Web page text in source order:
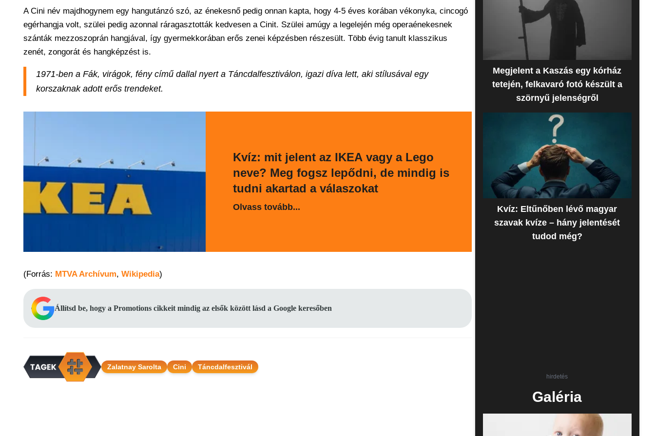
A Cini név majdhogynem egy hangutánzó szó, az énekesnő pedig onnan kapta, hogy 4-5 éves korában vékonyka, cincogó
egérhangja volt, szülei pedig azonnal ráragasztották kedvesen a Cinit. Szülei amúgy a legelején még operaénekesnek
szánták mezzoszoprán hangjával, így gyermekkorában erős zenei képzésben részesült. Több évig tanult klasszikus
zenét, zongorát és hangképzést is.
1971-ben a Fák, virágok, fény című dallal nyert a Táncdalfesztiválon, igazi díva lett, aki stílusával egy
korszaknak adott erős trendeket.
Kvíz: mit jelent az IKEA vagy a Lego
neve? Meg fogsz lepődni, de mindig is
tudni akartad a válaszokat
Olvass tovább...
(Forrás: MTVA Archívum, Wikipedia)
Állítsd be, hogy a Promotions cikkeit mindig az elsők között lásd a Google keresőben
Zalatnay Sarolta Cini Táncdalfesztivál
Megjelent a Kaszás egy kórház
tetején, felkavaró fotó készült a
szörnyű jelenségről
Kvíz: Eltűnőben lévő magyar
szavak kvíze – hány jelentését
tudod még?
hirdetés
Galéria